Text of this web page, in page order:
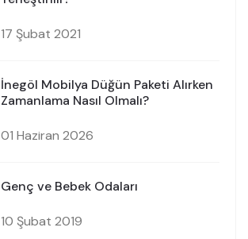
17 Şubat 2021
İnegöl Mobilya Düğün Paketi Alırken
Zamanlama Nasıl Olmalı?
01 Haziran 2026
Genç ve Bebek Odaları
10 Şubat 2019